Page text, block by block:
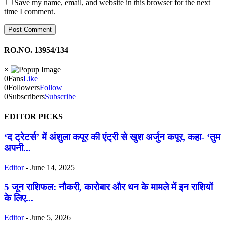
Save my name, email, and website in this browser for the next
time I comment.
RO.NO. 13954/134
×
0FansLike
0FollowersFollow
0SubscribersSubscribe
EDITOR PICKS
‘द ट्रेटर्स’ में अंशुला कपूर की एंट्री से खुश अर्जुन कपूर, कहा- ‘तुम
अपनी...
Editor - June 14, 2025
5 जून राशिफल: नौकरी, कारोबार और धन के मामले में इन राशियों
के लिए...
Editor - June 5, 2026